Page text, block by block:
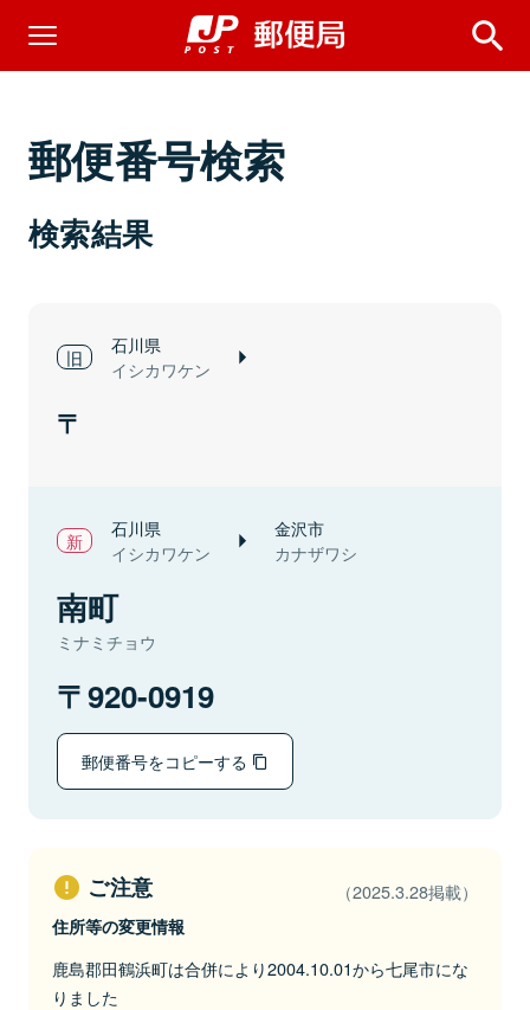
郵便番号検索
検索結果
石川県
イシカワケン
石川県
イシカワケン
金沢市
カナザワシ
南町
ミナミチョウ
920-0919
郵便番号をコピーする
ご注意 （2025.3.28掲載）
住所等の変更情報
鹿島郡田鶴浜町は合併により2004.10.01から七尾市にな
りました